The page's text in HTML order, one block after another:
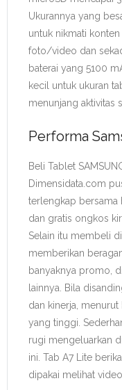
Ukurannya yang
untuk nikmati
foto/video dan
baterai yang 5100
kecil untuk ukuran
menunjang aktivitas
Performa
Beli Tablet
Dimensidata.com
terlengkap bersama
dan gratis ongkos
Selain itu membeli
memberikan
banyaknya promo,
lainnya. Bila
dan kinerja,
yang tinggi.
rugi mengeluarkan
ini. Tab A7 Lite
dipakai melihat